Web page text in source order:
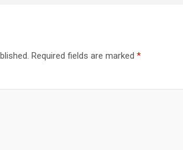
Required fields are marked *